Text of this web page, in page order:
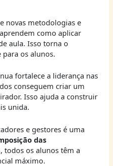
novas metodologias e
como aplicar
aula. Isso torna o
os alunos.
fortalece a liderança nas
conseguem criar um
Isso ajuda a construir
unida.
e gestores é uma
das
todos os alunos têm a
máximo.